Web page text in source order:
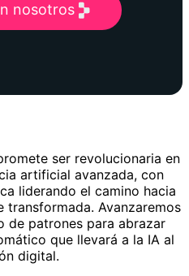
nosotros
ser revolucionaria en
artificial avanzada, con
liderando el camino hacia
transformada. Avanzaremos
de patrones para abrazar
que llevará a la IA al
digital.